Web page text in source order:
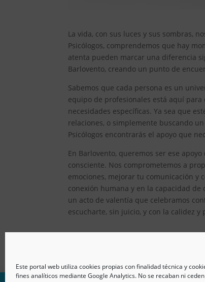
Este portal web utiliza cookies propias con finalidad técnica y
fines analíticos mediante Google Analytics. No se recaban ni
La vida, con sus luces y sus sombras,
Psicólogos, comprendemos que hay
atenta pueden marcar una diferencia
Barlovento, creando un punto de
Sabemos que cada persona es un
equipo de profesionales está aquí
necesidades específicas. Ya sea que
relaciones, o simplemente buscando
Psicólogos encontrarás el apoyo que
En Barlovento, queremos ser ese
consciente. Nos comprometemos a
emociones, mejorar tu comunicación y
conexión humana y en la capacidad
un acto de valentía que celebramos
escucharte, sin juicio, y con la calidez